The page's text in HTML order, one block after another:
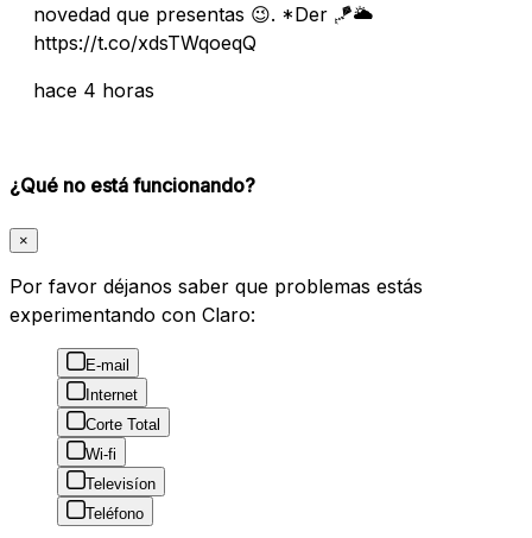
novedad que presentas 😉. *Der 🪁🌥️
https://t.co/xdsTWqoeqQ
hace 4 horas
¿Qué no está funcionando?
×
Por favor déjanos saber que problemas estás
experimentando con Claro:
E-mail
Internet
Corte Total
Wi-fi
Televisíon
Teléfono